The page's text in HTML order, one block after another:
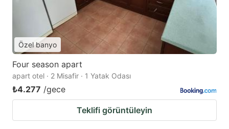
Özel banyo
Four season apart
apart otel · 2 Misafir · 1 Yatak Odası
₺4.277 /gece
Teklifi görüntüleyin